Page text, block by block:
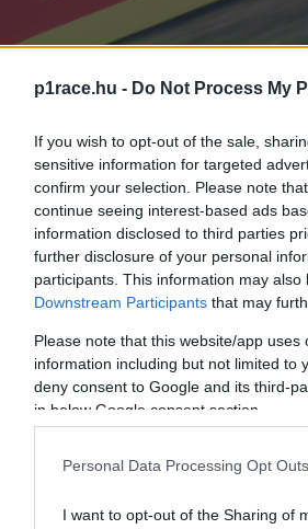
p1race.hu - Do Not Process My
If you wish to opt-out of the sale,
sensitive information for targeted
confirm your selection. Please note
continue seeing interest-based ads
information disclosed to third parties
further disclosure of your personal
participants. This information may
Downstream Participants that may
Please note that this website/app
information including but not limited to
deny consent to Google and its third-
in below Google consent section.
Personal Data Processing Opt Outs
I want to opt-out of the Sharing of
Misano